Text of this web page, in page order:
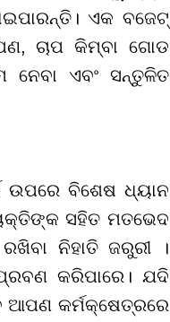
ଏକ ବଜେଟ୍
ଚାପ କିମ୍ବା ଗୋଡ
ନେବା ଏବଂ ସନ୍ତୁଳିତ
ଉପରେ ବିଶେଷ ଧ୍ୟାନ
ସହିତ ମତଭେଦ
ନିହାତି ଜରୁରୀ ।
କରିପାରେ। ଯଦି
ଆପଣ କର୍ମକ୍ଷେତ୍ରରେ